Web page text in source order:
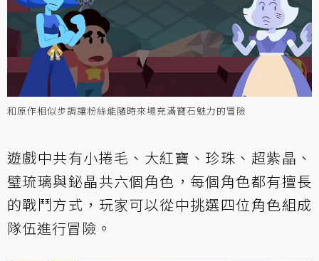
和原作相似步調讓粉絲能隨時來場充滿寶石魅力的冒險
遊戲中共有小捲毛、大紅寶、珍珠、超紫晶、
璧琉璃與鉍晶共六個角色，每個角色都有擅長
的戰鬥方式，玩家可以從中挑選四位角色組成
隊伍進行冒險。